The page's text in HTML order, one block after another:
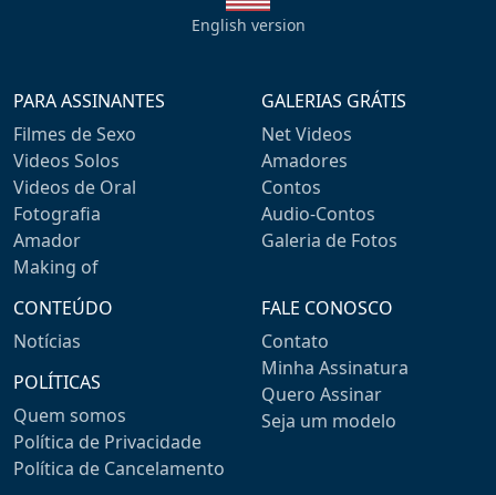
English version
PARA ASSINANTES
Filmes de Sexo
Videos Solos
Videos de Oral
Fotografia
Amador
Making of
GALERIAS GRÁTIS
Net Videos
Amadores
Contos
Audio-Contos
Galeria de Fotos
CONTEÚDO
Notícias
POLÍTICAS
Quem somos
Política de Privacidade
Política de Cancelamento
FALE CONOSCO
Contato
Minha Assinatura
Quero Assinar
Seja um modelo